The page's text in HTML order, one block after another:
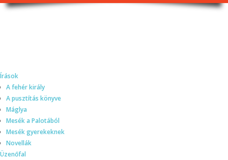
Írások
A fehér király
A pusztítás könyve
Máglya
Mesék a Palotából
Mesék gyerekeknek
Novellák
Üzenőfal